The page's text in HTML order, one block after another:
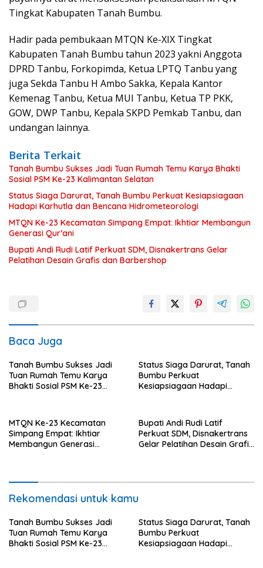
Tingkat Kabupaten Tanah Bumbu.
Hadir pada pembukaan MTQN Ke-XIX Tingkat
Kabupaten Tanah Bumbu tahun 2023 yakni Anggota
DPRD Tanbu, Forkopimda, Ketua LPTQ Tanbu yang
juga Sekda Tanbu H Ambo Sakka, Kepala Kantor
Kemenag Tanbu, Ketua MUI Tanbu, Ketua TP PKK,
GOW, DWP Tanbu, Kepala SKPD Pemkab Tanbu, dan
undangan lainnya.
Berita Terkait
Tanah Bumbu Sukses Jadi Tuan Rumah Temu Karya Bhakti
Sosial PSM Ke-23 Kalimantan Selatan
Status Siaga Darurat, Tanah Bumbu Perkuat Kesiapsiagaan
Hadapi Karhutla dan Bencana Hidrometeorologi
MTQN Ke-23 Kecamatan Simpang Empat: Ikhtiar Membangun
Generasi Qur’ani
Bupati Andi Rudi Latif Perkuat SDM, Disnakertrans Gelar
Pelatihan Desain Grafis dan Barbershop
Baca Juga
Tanah Bumbu Sukses Jadi
Tuan Rumah Temu Karya
Bhakti Sosial PSM Ke-23
Status Siaga Darurat, Tanah
Bumbu Perkuat
Kesiapsiagaan Hadapi
MTQN Ke-23 Kecamatan
Simpang Empat: Ikhtiar
Membangun Generasi
Bupati Andi Rudi Latif
Perkuat SDM, Disnakertrans
Gelar Pelatihan Desain Grafis
Rekomendasi untuk kamu
Tanah Bumbu Sukses Jadi
Tuan Rumah Temu Karya
Bhakti Sosial PSM Ke-23
Status Siaga Darurat, Tanah
Bumbu Perkuat
Kesiapsiagaan Hadapi